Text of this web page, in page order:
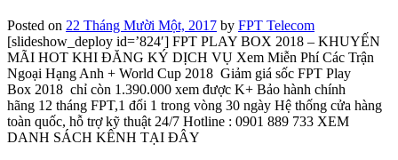
Posted on 22 Tháng Mười Một, 2017 by FPT Telecom
[slideshow_deploy id=’824′] FPT PLAY BOX 2018 – KHUYẾN
MÃI HOT KHI ĐĂNG KÝ DỊCH VỤ Xem Miễn Phí Các Trận
Ngoại Hạng Anh + World Cup 2018 Giảm giá sốc FPT Play
Box 2018 chỉ còn 1.390.000 xem được K+ Bảo hành chính
hãng 12 tháng FPT,1 đổi 1 trong vòng 30 ngày Hệ thống cửa hàng
toàn quốc, hỗ trợ kỹ thuật 24/7 Hotline : 0901 889 733 XEM
DANH SÁCH KÊNH TẠI ĐÂY